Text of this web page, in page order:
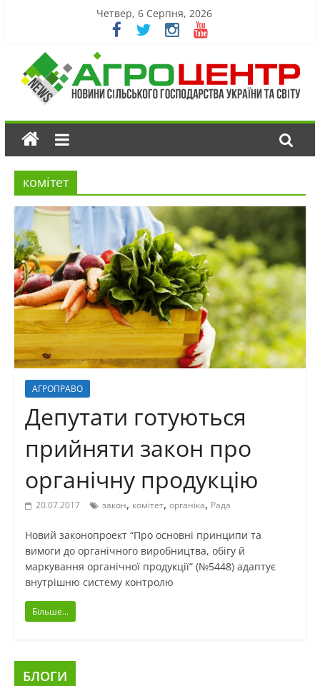
Четвер, 6 Серпня, 2026
комітет
АГРОПРАВО
Депутати готуються
прийняти закон про
органічну продукцію
20.07.2017 закон, комітет, органіка, Рада
Новий законопроект “Про основні принципи та
вимоги до органічного виробництва, обігу й
маркування органічної продукції” (№5448) адаптує
внутрішню систему контролю
Більше...
БЛОГИ